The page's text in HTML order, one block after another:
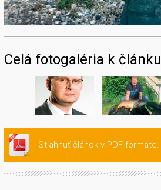
Celá fotogaléria k článku
Stiahnuť článok v PDF formáte.